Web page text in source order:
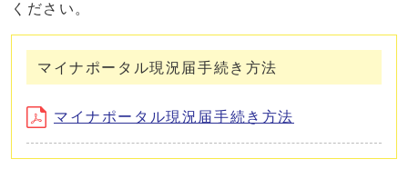
ください。
マイナポータル現況届手続き方法
マイナポータル現況届手続き方法